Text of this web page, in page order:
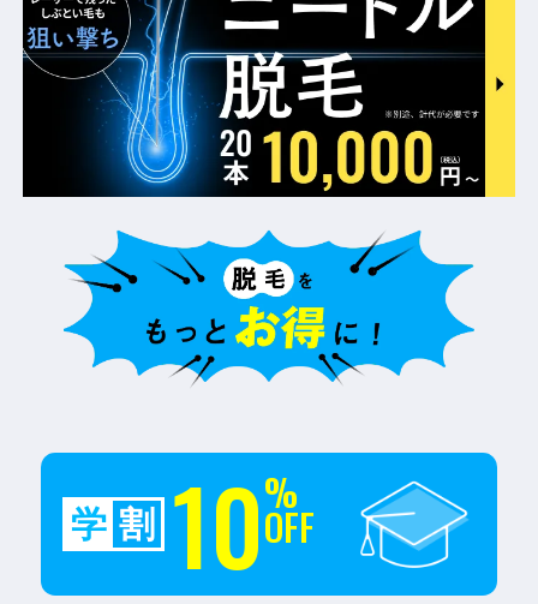
学 割 10%
OFF